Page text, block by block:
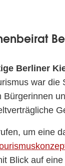
Berliner
war
um eine
Blick auf